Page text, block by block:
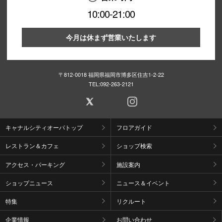
10:00-21:00
今月は休まず営業いたします
〒812-0018 福岡県福岡市博多区住吉1-2-22
TEL:092-263-2121
キャナルシティオーパトップ フロアガイド
レストラン＆カフェ ショップ検索
アクセス・パーキング 施設案内
ショップニュース ニュース＆イベント
特集 リクルート
企業情報 お問い合わせ